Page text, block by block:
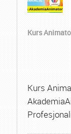
Kurs
Kurs